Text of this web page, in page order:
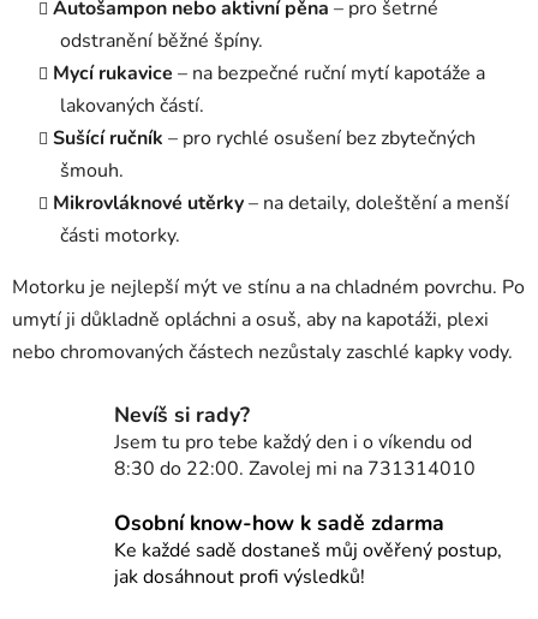
Autošampon nebo aktivní pěna – pro šetrné
odstranění běžné špíny.
Mycí rukavice – na bezpečné ruční mytí kapotáže a
lakovaných částí.
Sušící ručník – pro rychlé osušení bez zbytečných
šmouh.
Mikrovláknové utěrky– na detaily, doleštění a menší
části motorky.
Motorku je nejlepší mýt ve stínu a na chladném povrchu. Po
umytí ji důkladně opláchni a osuš, aby na kapotáži, plexi
nebo chromovaných částech nezůstaly zaschlé kapky vody.
Nevíš si rady?
Jsem tu pro tebe každý den i o víkendu od
8:30 do 22:00. Zavolej mi na 731314010
Osobní know-how k sadě zdarma
Ke každé sadě dostaneš můj ověřený postup,
jak dosáhnout profi výsledků!